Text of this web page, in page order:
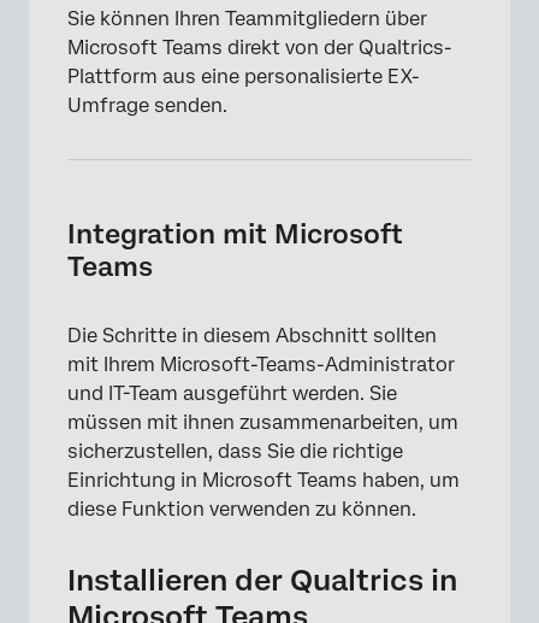
Sie können Ihren Teammitgliedern über
Microsoft Teams direkt von der Qualtrics-
Plattform aus eine personalisierte EX-
Umfrage senden.
Integration mit Microsoft
Teams
Die Schritte in diesem Abschnitt sollten
mit Ihrem Microsoft-Teams-Administrator
und IT-Team ausgeführt werden. Sie
müssen mit ihnen zusammenarbeiten, um
sicherzustellen, dass Sie die richtige
Einrichtung in Microsoft Teams haben, um
diese Funktion verwenden zu können.
Installieren der Qualtrics in